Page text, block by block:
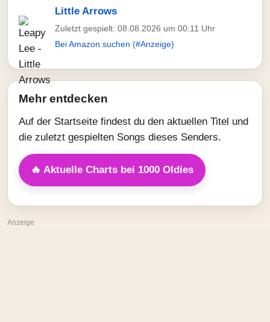
Little Arrows
Zuletzt gespielt: 08.08.2026 um 00:11 Uhr
Bei Amazon suchen (#Anzeige)
Mehr entdecken
Auf der Startseite findest du den aktuellen Titel und
die zuletzt gespielten Songs dieses Senders.
🔥 Aktuelle Charts bei 1000 Oldies
Anzeige